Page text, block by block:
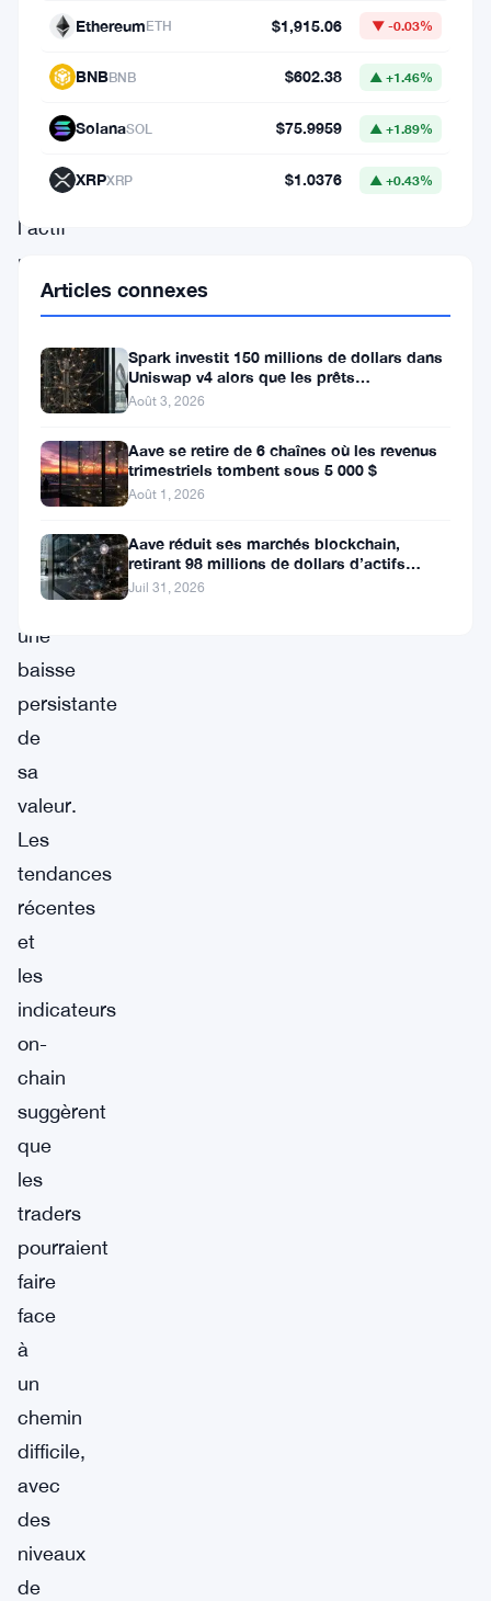
après
récent
krach
marché,
l’actif
numérique
mal
l’ampleur,
qui
entraîne
une
baisse
persistante
de
sa
valeur.
Les
tendances
récentes
et
les
indicateurs
on-
chain
suggèrent
que
les
traders
pourraient
faire
face
à
un
chemin
difficile,
avec
des
niveaux
de
EthereumETH $1,915.06 ▼ -0.03%
BNBBNB $602.38 ▲ +1.46%
SolanaSOL $75.9959 ▲ +1.89%
XRPXRP $1.0376 ▲ +0.43%
Articles connexes
Spark investit 150 millions de dollars dans
Uniswap v4 alors que les prêts
institutionnels atteignent 260
Août 3, 2026
Aave se retire de 6 chaînes où les revenus
trimestriels tombent sous 5 000 $
Août 1, 2026
Aave réduit ses marchés blockchain,
retirant 98 millions de dollars d’actifs
fournis
Juil 31, 2026